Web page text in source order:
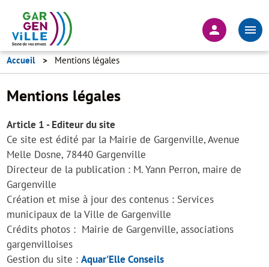
principal
En-
tête
Connexion
Accueil Mentions légales
Mentions légales
Article 1 - Editeur du site
Ce site est édité par la Mairie de Gargenville, Avenue
Melle Dosne, 78440 Gargenville
Directeur de la publication : M. Yann Perron, maire de
Gargenville
Création et mise à jour des contenus : Services
municipaux de la Ville de Gargenville
Crédits photos : Mairie de Gargenville, associations
gargenvilloises
Gestion du site :Aquar'Elle Conseils